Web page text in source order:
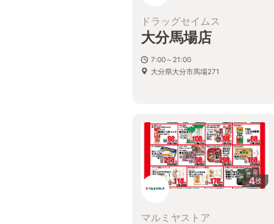
ドラッグセイムス
大分馬場店
7:00～21:00
大分県大分市馬場271
4枚
マルミヤストア